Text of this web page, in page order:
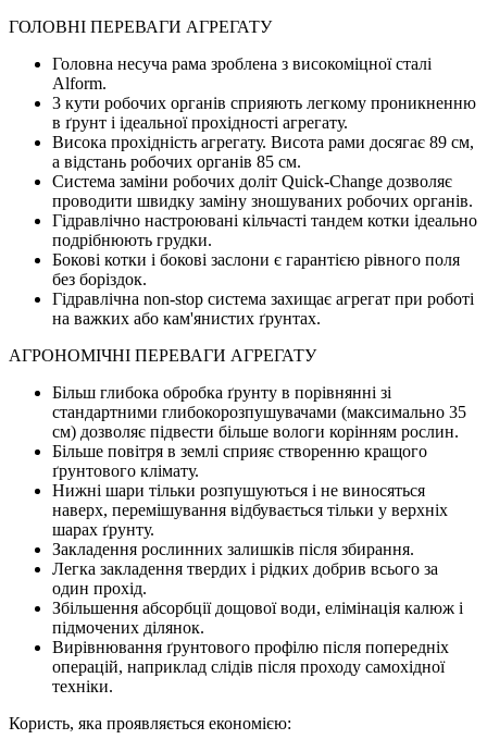
ГОЛОВНІ ПЕРЕВАГИ АГРЕГАТУ
Головна несуча рама зроблена з високоміцної сталі
Alform.
3 кути робочих органів сприяють легкому проникненню
в ґрунт і ідеальної прохідності агрегату.
Висока прохідність агрегату. Висота рами досягає 89 см,
а відстань робочих органів 85 см.
Система заміни робочих доліт Quick-Change дозволяє
проводити швидку заміну зношуваних робочих органів.
Гідравлічно настроювані кільчасті тандем котки ідеально
подрібнюють грудки.
Бокові котки і бокові заслони є гарантією рівного поля
без боріздок.
Гідравлічна non-stop система захищає агрегат при роботі
на важких або кам'янистих ґрунтах.
АГРОНОМІЧНІ ПЕРЕВАГИ АГРЕГАТУ
Більш глибока обробка ґрунту в порівнянні зі
стандартними глибокорозпушувачами (максимально 35
см) дозволяє підвести більше вологи корінням рослин.
Більше повітря в землі сприяє створенню кращого
ґрунтового клімату.
Нижні шари тільки розпушуються і не виносяться
наверх, перемішування відбувається тільки у верхніх
шарах ґрунту.
Закладення рослинних залишків після збирання.
Легка закладення твердих і рідких добрив всього за
один прохід.
Збільшення абсорбції дощової води, елімінація калюж і
підмочених ділянок.
Вирівнювання ґрунтового профілю після попередніх
операцій, наприклад слідів після проходу самохідної
техніки.
Користь, яка проявляється економією: